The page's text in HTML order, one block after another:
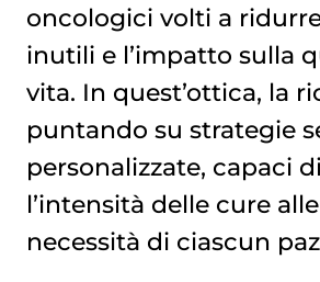
oncologici volti a
inutili e l’impatto sulla
vita. In quest’ottica, la
puntando su strategie
personalizzate, capaci
l’intensità delle cure
necessità di ciascun